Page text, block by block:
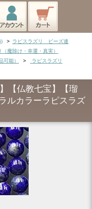
> ラピスラズリ ビーズ連
魔除け・幸運・真実）
能） >
ラピスラズリ
【仏教七宝】【瑠
ルカラーラピスラズ